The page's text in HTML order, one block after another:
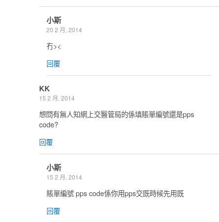
小斯
20 2 月, 2014
冇><
回覆
KK
15 2 月, 2014
想問有無人知網上交醫管局的係填賬單編號還是pps
code?
回覆
小斯
15 2 月, 2014
賬單編號 pps code係你用pps交既時候先用既
回覆